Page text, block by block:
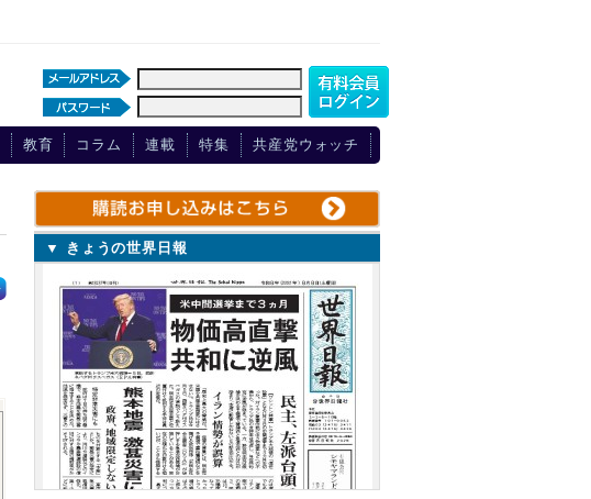
教育 コラム 連載 特集 共産党ウォッチ
▼ きょうの世界日報